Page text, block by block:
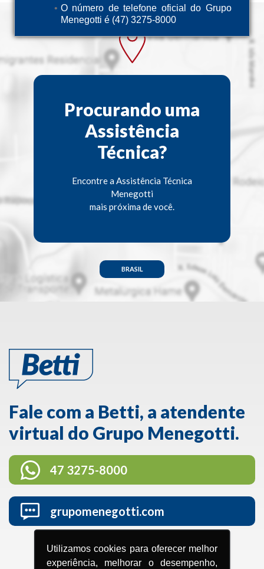
O número de telefone oficial do Grupo
Menegotti é (47) 3275-8000
Utilizamos cookies para oferecer melhor
experiência, melhorar o desempenho,
Procurando uma
Assistência
Técnica?
Encontre a Assistência Técnica
Menegotti
mais próxima de você.
BRASIL
Fale com a Betti, a atendente
virtual do Grupo Menegotti.
47 3275-8000
grupomenegotti.com